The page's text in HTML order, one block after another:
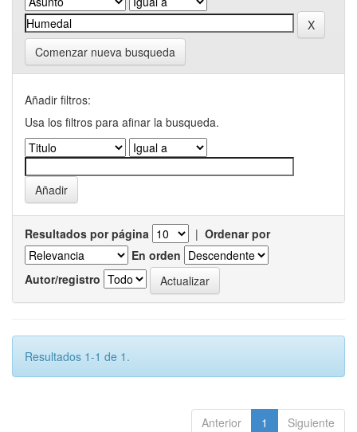
Comenzar nueva busqueda
Añadir filtros:
Usa los filtros para afinar la busqueda.
Resultados por página | Ordenar por
En orden
Autor/registro
Resultados 1-1 de 1.
Anterior 1 Siguiente